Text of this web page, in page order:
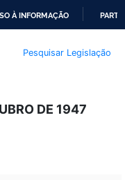
À INFORMAÇÃO
Pesquisar Legislação
DE 1947